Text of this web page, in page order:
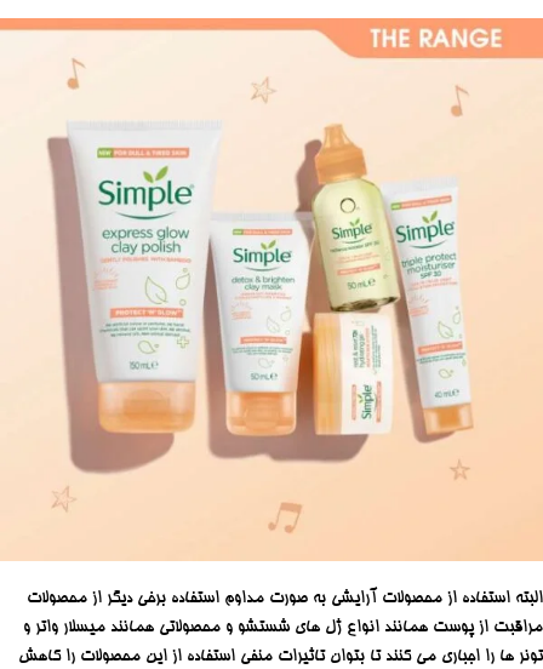
البته استفاده از محصولات آرایشی به صورت مداوم استفاده برخی دیگر از محصولات
مراقبت از پوست همانند انواع ژل های شستشو و محصولاتی همانند میسلار واتر و
تونر ها را اجباری می کنند تا بتوان تاثیرات منفی استفاده از این محصولات را کاهش